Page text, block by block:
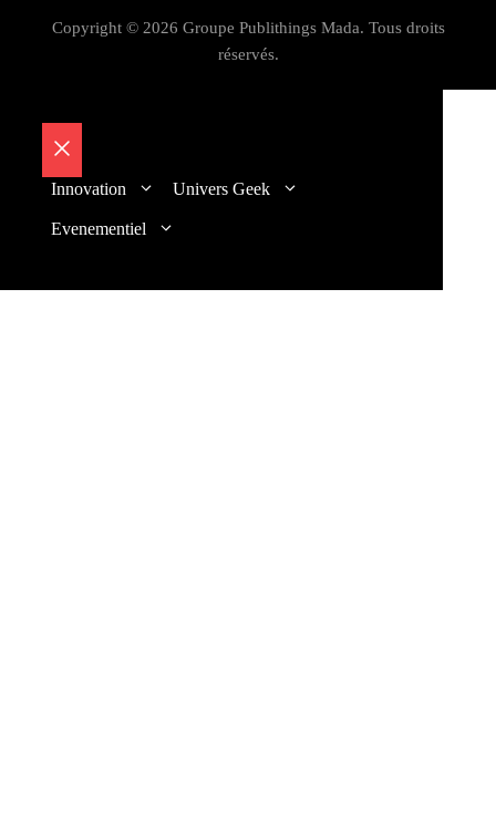
Copyright © 2026 Groupe Publithings Mada. Tous droits
réservés.
Fermer
Innovation Univers Geek
Evenementiel